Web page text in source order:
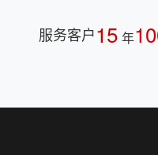
服务客户15 年